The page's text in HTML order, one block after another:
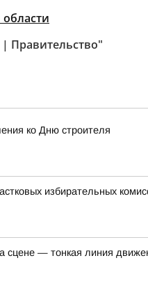
Правительство"
ко Дню строителя
избирательных
сцене — тонкая линия